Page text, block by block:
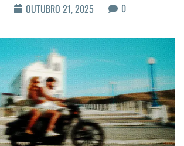
OUTUBRO 21, 2025 0